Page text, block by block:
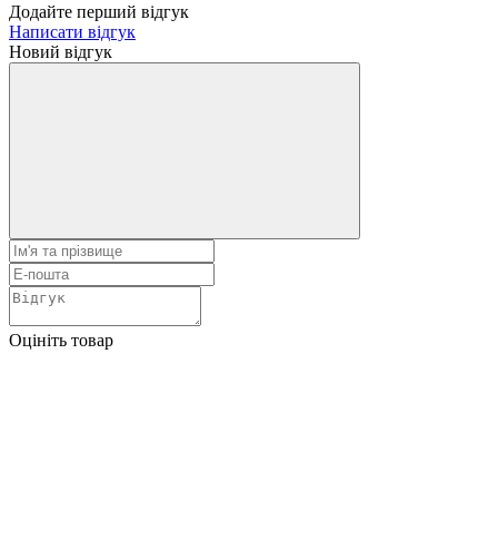
Додайте перший відгук
Написати відгук
Новий відгук
Оцініть товар